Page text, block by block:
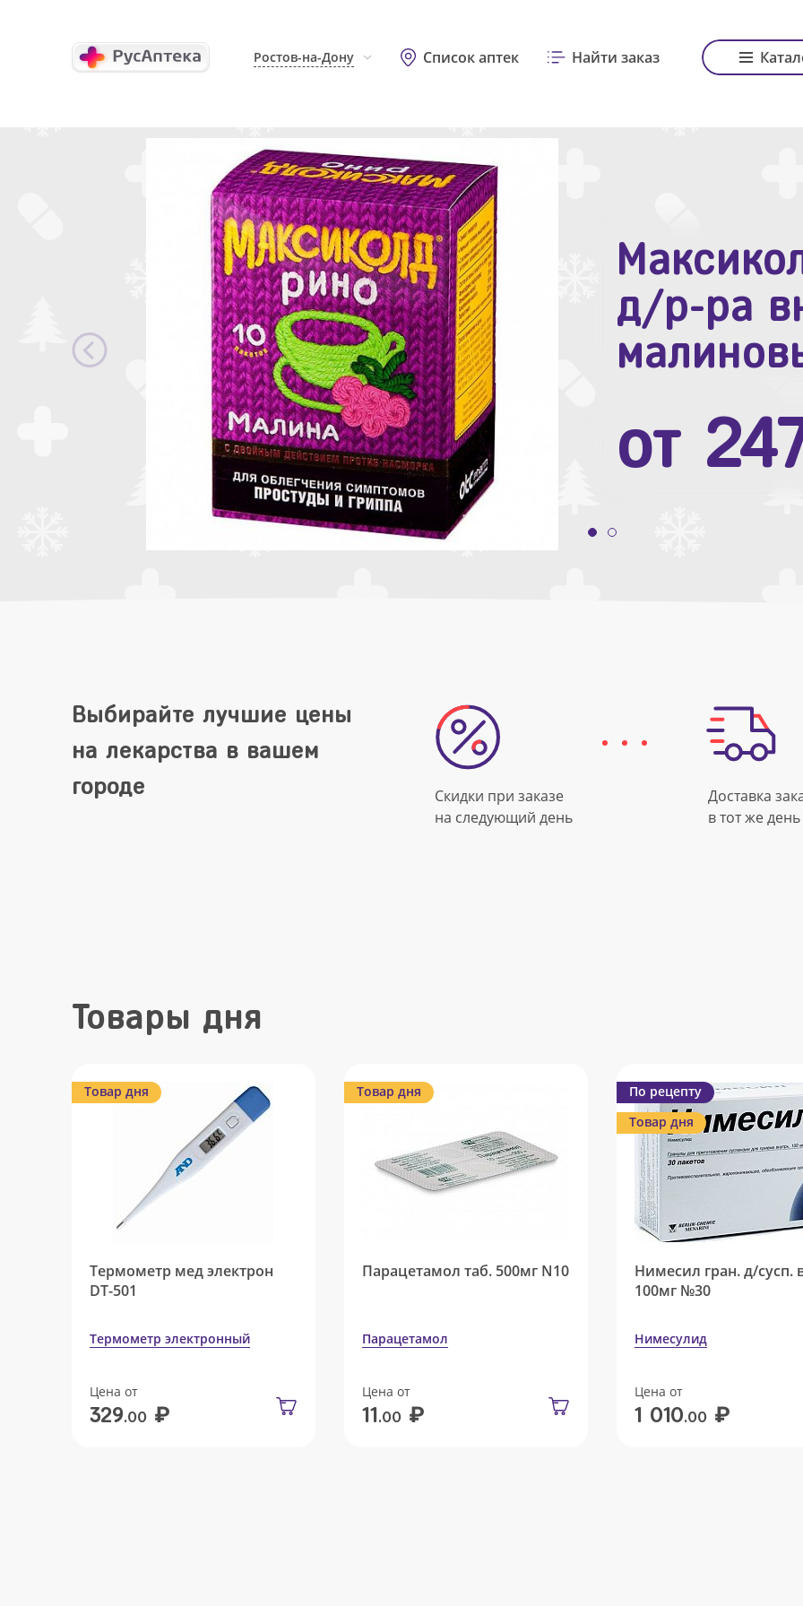
Ростов-на-Дону Список аптек Найти заказ
д/р-ра
от
Зодак
№10
от
Выбирайте лучшие цены
на лекарства в вашем
городе
Скидки при заказе
на следующий день
Доставка
в тот же день
Товары дня
Товар дня
Термометр мед электрон
DT-501
Термометр электронный
Цена от
329.00 ₽
Товар дня
Парацетамол таб. 500мг N10
Парацетамол
Цена от
11.00 ₽
По рецепту
Товар дня
Нимесил гран. д/сусп.
100мг №30
Нимесулид
Цена от
1 010.00 ₽